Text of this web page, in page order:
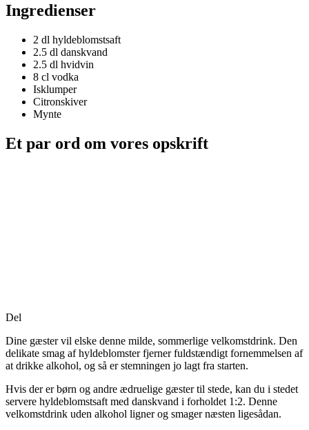
Ingredienser
2 dl hyldeblomstsaft
2.5 dl danskvand
2.5 dl hvidvin
8 cl vodka
Isklumper
Citronskiver
Mynte
Et par ord om vores opskrift
Del
Dine gæster vil elske denne milde, sommerlige velkomstdrink. Den
delikate smag af hyldeblomster fjerner fuldstændigt fornemmelsen af
at drikke alkohol, og så er stemningen jo lagt fra starten.
Hvis der er børn og andre ædruelige gæster til stede, kan du i stedet
servere hyldeblomstsaft med danskvand i forholdet 1:2. Denne
velkomstdrink uden alkohol ligner og smager næsten ligesådan.